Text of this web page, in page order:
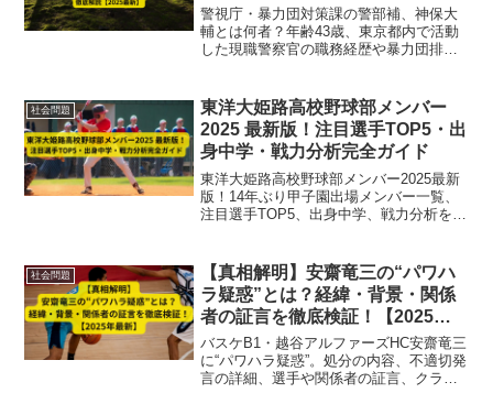
妻・子供まで徹底解説【2025最
新】
警視庁・暴力団対策課の警部補、神保大
輔とは何者？年齢43歳、東京都内で活動
した現職警察官の職務経歴や暴力団排除
点で非公開です【2025最新】
社会問題
東洋大姫路高校野球部メンバー
2025 最新版！注目選手TOP5・出
身中学・戦力分析完全ガイド
東洋大姫路高校野球部メンバー2025最新
版！14年ぶり甲子園出場メンバー一覧、
注目選手TOP5、出身中学、戦力分析を完
社会問題
【真相解明】安齋竜三の“パワハ
ラ疑惑”とは？経緯・背景・関係
者の証言を徹底検証！【2025年
最新】
バスケB1・越谷アルファーズHC安齋竜三
に“パワハラ疑惑”。処分の内容、不適切発
言の詳細、選手や関係者の証言、クラブ